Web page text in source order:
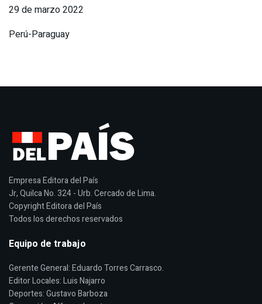
29 de marzo 2022
Perú-Paraguay
Empresa Editora del País
Jr, Quilca No. 324 - Urb. Cercado de Lima.
Copyright Editora del País
Todos los derechos reservados
Equipo de trabajo
Gerente General: Eduardo Torres Carrasco.
Editor Locales: Luis Najarro
Deportes: Gustavo Barboza